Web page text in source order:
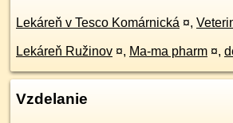
Lekáreň v Tesco Komárnická ¤,
Lekáreň Ružinov ¤, Ma-ma pharm ¤,
Vzdelanie